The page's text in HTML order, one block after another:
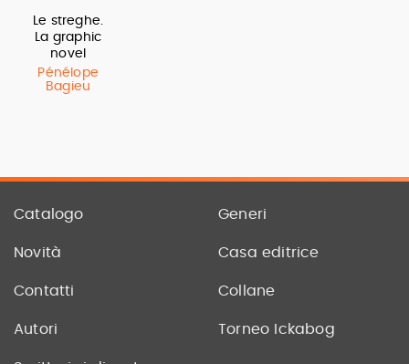
Le streghe.
La graphic
novel
Pénélope
Bagieu
Catalogo Generi
Novità Casa editrice
Contatti Collane
Autori Torneo Ickabog